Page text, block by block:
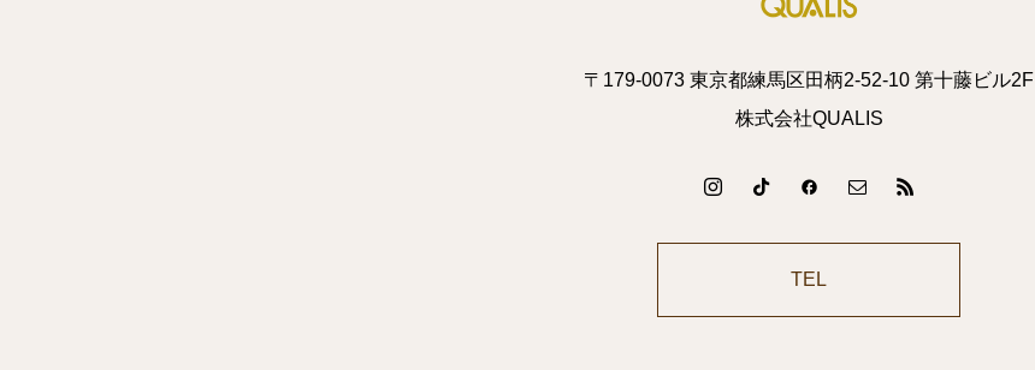
〒179-0073 東京都練馬区田柄2-52-10 第十藤ビル2F
株式会社QUALIS
TEL